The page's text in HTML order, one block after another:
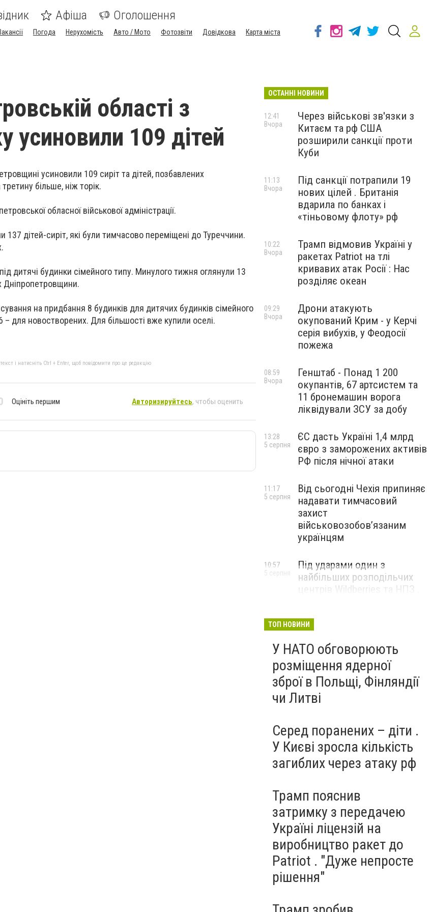
Афіша Оголошення
Погода Нерухомість Авто / Мото Фотозвіти Довідкова
Карта міста
області з
усиновили 109 дітей
усиновили 109 сиріт та дітей, позбавлених
більше, ніж торік.
обласної військової адміністрації.
137 дітей-сиріт, які були тимчасово переміщені до Туреччини.
дитячі будинки сімейного типу. Минулого тижня оглянули 13
Дніпропетровщини.
на придбання 8 будинків для дитячих будинків сімейного
– для новостворених. Для більшості вже купили оселі.
і натисніть Ctrl + Enter, щоб повідомити про це редакцію
Оцініть першим Авторизируйтесь, чтобы оценить
ОСТАННІ НОВИНИ
Через військові зв'язки з
Китаєм та рф США
розширили санкції проти
Куби
12:41
Вчора
Під санкції потрапили 19
нових цілей . Британія
вдарила по банках і
«тіньовому флоту» рф
11:13
Вчора
Трамп відмовив Україні у
ракетах Patriot на тлі
кривавих атак Росії : Нас
розділяє океан
10:22
Вчора
Дрони атакують
окупований Крим - у Керчі
серія вибухів, у Феодосії
пожежа
09:29
Вчора
Генштаб - Понад 1 200
окупантів, 67 артсистем та
11 бронемашин ворога
ліквідували ЗСУ за добу
08:59
Вчора
ЄС дасть Україні 1,4 млрд
євро з заморожених активів
РФ після нічної атаки
13:28
5 серпня
Від сьогодні Чехія припиняє
надавати тимчасовий
захист
військовозобов’язаним
українцям
11:17
5 серпня
Під ударами один з
найбільших розподільчих
центрів Wildberries та НПЗ .
10:57
5 серпня
ТОП НОВИНИ
У НАТО обговорюють
розміщення ядерної
зброї в Польщі, Фінляндії
чи Литві
Серед поранених – діти .
У Києві зросла кількість
загиблих через атаку рф
Трамп пояснив
затримку з передачею
Україні ліцензій на
виробництво ракет до
Patriot . "Дуже непросте
рішення"